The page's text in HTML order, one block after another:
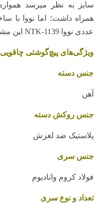
سایز به نظر می­رسد همواره
عددی نووا NTK-1139 این مشکل را برطرف نموده است.
ویژگی‌های پیچ‌گوشتی چاقویی صنعتی 8
جنس دسته
آهن
جنس روکش دسته
پلاستیک ضد لغزش
جنس سری
فولاد کروم وانادیوم
تعداد و نوع سری